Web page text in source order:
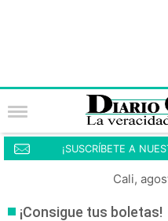
¡SUSCRÍBETE A
Cali,
¡Consigue tus boletas!